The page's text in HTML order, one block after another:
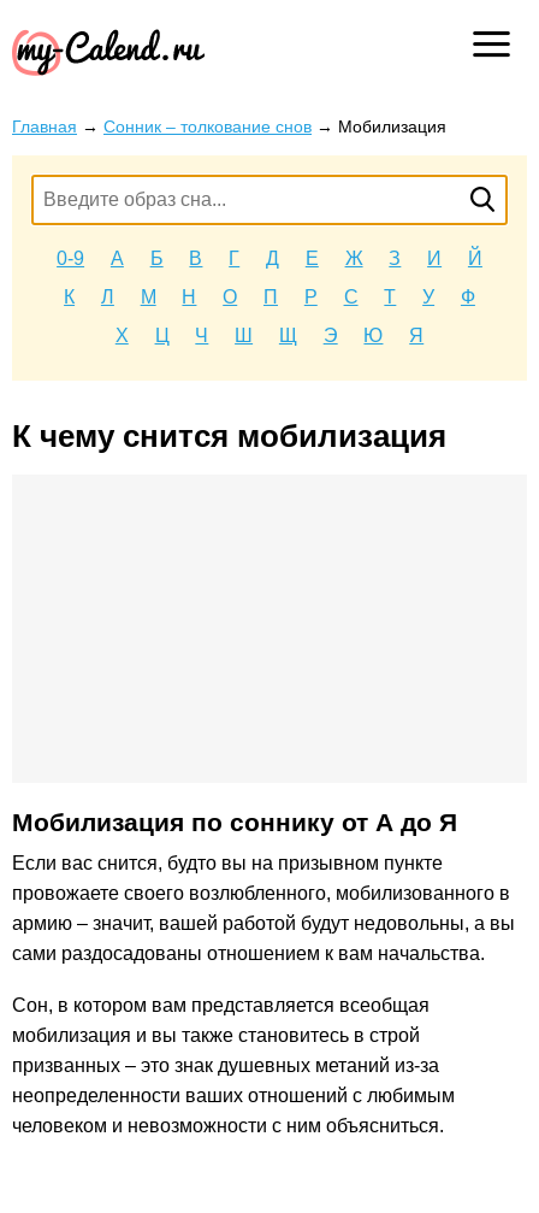
Главная → Сонник – толкование снов → Мобилизация
0-9 А Б В Г Д Е Ж З И
Й
К
Л М Н О П Р С Т У
Ф
Х
Ц Ч Ш Щ Э Ю Я
К чему снится мобилизация
Мобилизация по соннику от А до Я
Если вас снится, будто вы на призывном пункте
провожаете своего возлюбленного, мобилизованного в
армию – значит, вашей работой будут недовольны, а вы
сами раздосадованы отношением к вам начальства.
Сон, в котором вам представляется всеобщая
мобилизация и вы также становитесь в строй
призванных – это знак душевных метаний из-за
неопределенности ваших отношений с любимым
человеком и невозможности с ним объясниться.